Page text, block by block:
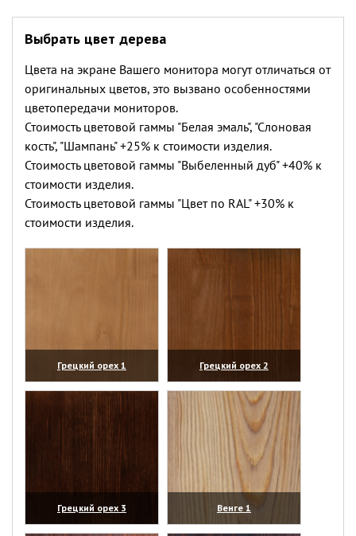
Выбрать цвет дерева
Цвета на экране Вашего монитора могут отличаться от
оригинальных цветов, это вызвано особенностями
цветопередачи мониторов.
Стоимость цветовой гаммы "Белая эмаль", "Слоновая
кость", "Шампань" +25% к стоимости изделия.
Стоимость цветовой гаммы "Выбеленный дуб" +40% к
стоимости изделия.
Стоимость цветовой гаммы "Цвет по RAL" +30% к
стоимости изделия.
Грецкий орех 1
(увеличить)
Грецкий орех 2
(увеличить)
Грецкий орех 3
(увеличить)
Венге 1
(увеличить)